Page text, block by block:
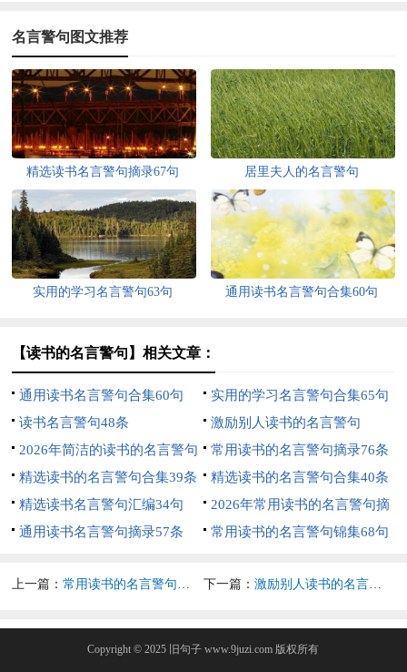
名言警句图文推荐
精选读书名言警句摘录67句 居里夫人的名言警句
实用的学习名言警句63句 通用读书名言警句合集60句
【读书的名言警句】相关文章：
通用读书名言警句合集60句
实用的学习名言警句合集65句
读书名言警句48条
激励别人读书的名言警句
2026年简洁的读书的名言警句
96条
常用读书的名言警句摘录76条
精选读书的名言警句合集39条
精选读书的名言警句合集40条
精选读书名言警句汇编34句
2026年常用读书的名言警句摘
录53句
通用读书名言警句摘录57条 常用读书的名言警句锦集68句
上一篇：常用读书的名言警句摘录76条 下一篇： 激励别人读书的名言警句
Copyright © 2025 旧句子 www.9juzi.com 版权所有